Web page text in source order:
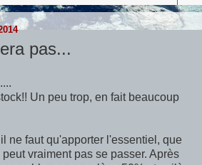
pas...
Un peu trop, en fait beaucoup
il ne faut qu'apporter l'essentiel, que
vraiment pas se passer. Après